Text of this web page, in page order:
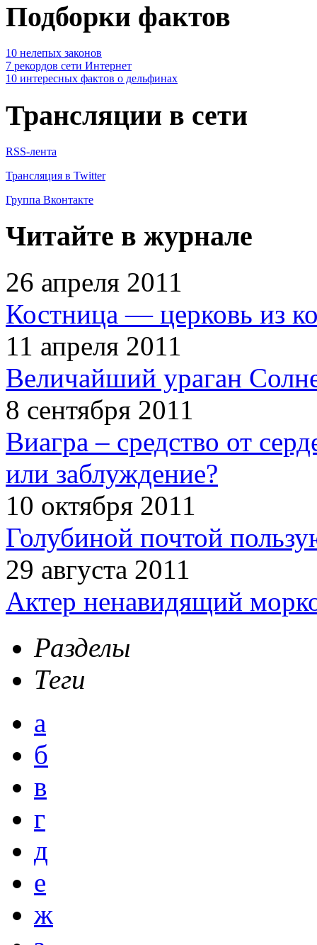
Подборки фактов
10 нелепых законов
7 рекордов сети Интернет
10 интересных фактов о дельфинах
Трансляции в сети
RSS-лента
Трансляция в Twitter
Группа Вконтакте
Читайте в журнале
26 апреля 2011
Костница — церковь из
11 апреля 2011
Величайший ураган
8 сентября 2011
Виагра – средство от
или заблуждение?
10 октября 2011
Голубиной почтой
29 августа 2011
Актер ненавидящий
Разделы
Теги
а
б
в
г
д
е
ж